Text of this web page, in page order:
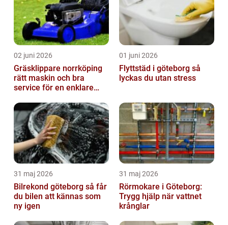
02 juni 2026
Gräsklippare norrköping
rätt maskin och bra
service för en enklare
01 juni 2026
Flyttstäd i göteborg så
lyckas du utan stress
31 maj 2026
Bilrekond göteborg så får
du bilen att kännas som
ny igen
31 maj 2026
Rörmokare i Göteborg:
Trygg hjälp när vattnet
krånglar